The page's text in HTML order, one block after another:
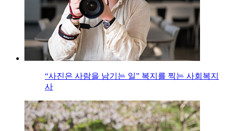
“사진은 사람을 남기는 일” 복지를 찍는 사회복지
사